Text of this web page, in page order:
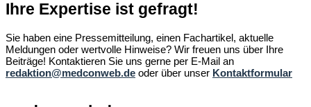
Ihre Expertise ist gefragt!
Sie haben eine Pressemitteilung, einen Fachartikel, aktuelle
Meldungen oder wertvolle Hinweise? Wir freuen uns über Ihre
Beiträge! Kontaktieren Sie uns gerne per E-Mail an
redaktion@medconweb.de oder über unser Kontaktformular